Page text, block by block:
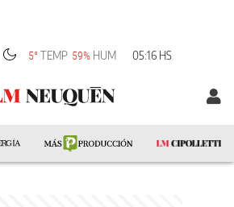
5° TEMP 59% HUM 05:16 HS